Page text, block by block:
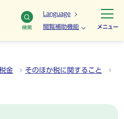
検索
Language
閲覧補助機能 メニュー
金 そのほか税に関すること